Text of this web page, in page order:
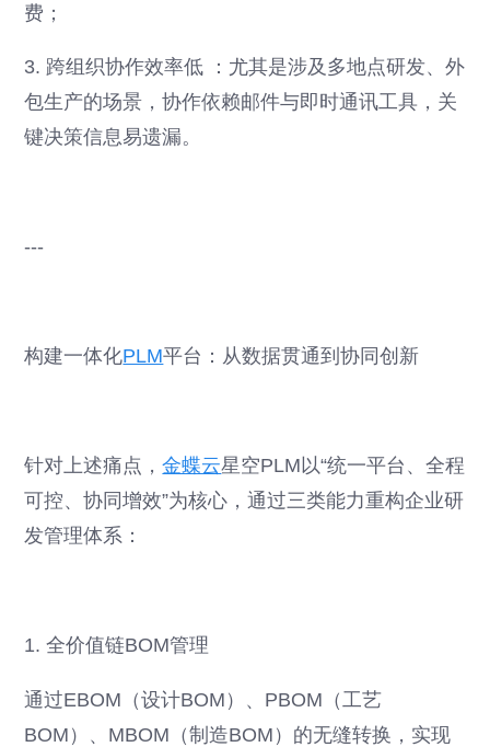
费；
3. 跨组织协作效率低 ：尤其是涉及多地点研发、外
包生产的场景，协作依赖邮件与即时通讯工具，关
键决策信息易遗漏。
---
构建一体化PLM平台：从数据贯通到协同创新
针对上述痛点，金蝶云星空PLM以“统一平台、全程
可控、协同增效”为核心，通过三类能力重构企业研
发管理体系：
1. 全价值链BOM管理
通过EBOM（设计BOM）、PBOM（工艺
BOM）、MBOM（制造BOM）的无缝转换，实现